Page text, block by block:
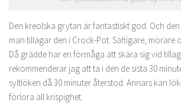
Den kreolska grytan är fantastiskt god. Och
man tillagar den i Crock-Pot. Saftigare, mörare
Då grädde har en förmåga att skära sig vid
rekommenderar jag att ta i den de sista 30
syltlöken då 30 minuter återstod. Annars kan
förlora all krispighet.